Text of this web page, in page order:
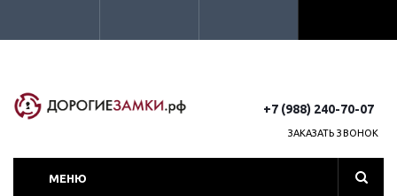
+7 (988) 240-70-07
ЗАКАЗАТЬ ЗВОНОК
МЕНЮ